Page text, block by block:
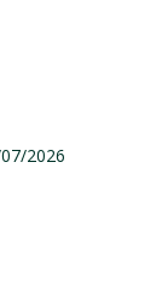
2026